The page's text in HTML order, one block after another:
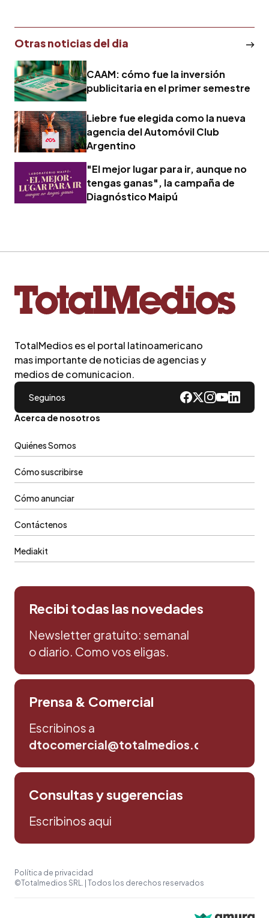
Otras noticias del dia
CAAM: cómo fue la inversión
publicitaria en el primer semestre
Liebre fue elegida como la nueva
agencia del Automóvil Club
Argentino
"El mejor lugar para ir, aunque no
tengas ganas", la campaña de
Diagnóstico Maipú
TotalMedios es el portal latinoamericano
mas importante de noticias de agencias y
medios de comunicacion.
Seguinos
Acerca de nosotros
Quiénes Somos
Cómo suscribirse
Cómo anunciar
Contáctenos
Mediakit
Recibi todas las novedades
Newsletter gratuito: semanal
o diario. Como vos eligas.
Prensa & Comercial
Escribinos a
dtocomercial@totalmedios.com
Consultas y sugerencias
Escribinos aqui
Política de privacidad
©Totalmedios SRL. | Todos los derechos reservados